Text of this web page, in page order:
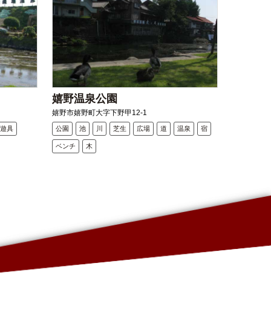
遊具
嬉野温泉公園
嬉野市嬉野町大字下野甲12-1
公園 池 川 芝生 広場 道 温泉 宿
ベンチ 木